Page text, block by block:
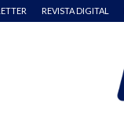
REVISTA DIGITAL